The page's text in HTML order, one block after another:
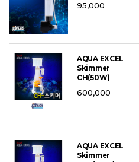
95,000
AQUA EXCEL
Skimmer
CH(50W)
600,000
AQUA EXCEL
Skimmer